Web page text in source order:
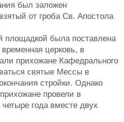
был заложен
от гроба Св. Апостола
площадкой была поставлена
церковь, в
прихожане Кафедрального
святые Мессы в
стройки. Однако
провели в
года вместе двух